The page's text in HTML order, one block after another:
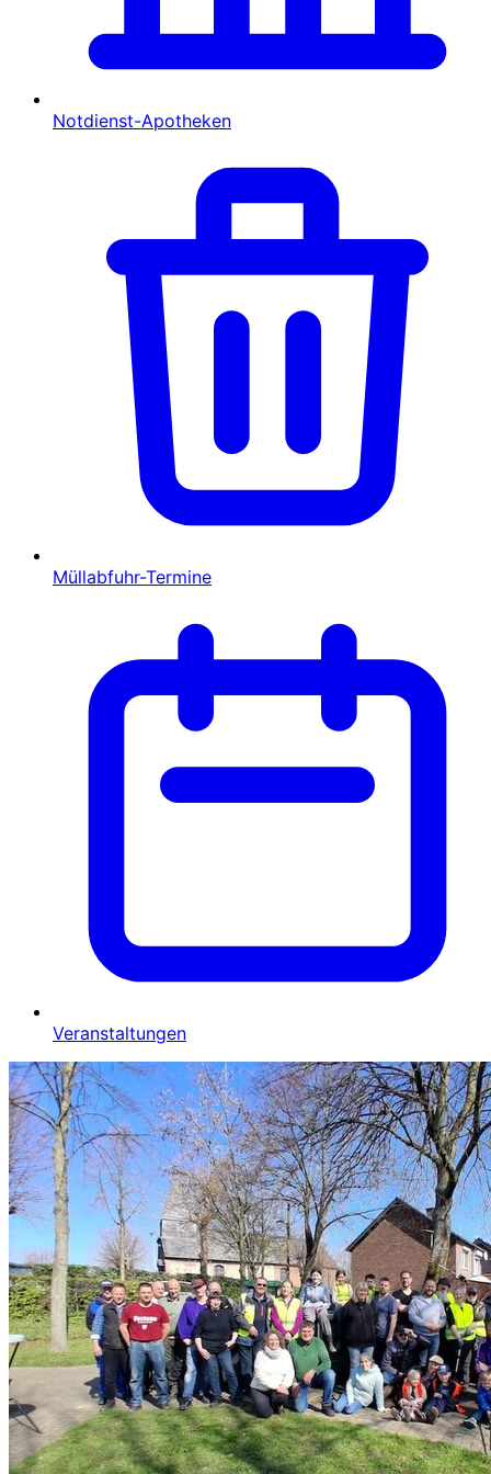
Notdienst-Apotheken
Müllabfuhr-Termine
Veranstaltungen